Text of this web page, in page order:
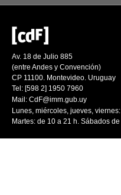
Av. 18 de Julio 885
(entre Andes y Convención)
CP 11100. Montevideo. Uruguay
Tel: [598 2] 1950 7960
Mail: CdF@imm.gub.uy
Lunes, miércoles, jueves,
Martes: de 10 a 21 h. Sábados